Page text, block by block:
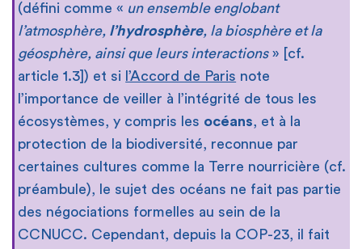
(défini comme « un ensemble englobant
l’atmosphère, l’hydrosphère, la biosphère et la
géosphère, ainsi que leurs interactions» [cf.
article 1.3]) et si l’Accord de Paris note
l’importance de veiller à l’intégrité de tous les
écosystèmes, y compris les océans, et à la
protection de la biodiversité, reconnue par
certaines cultures comme la Terre nourricière (cf.
préambule), le sujet des océans ne fait pas partie
des négociations formelles au sein de la
CCNUCC. Cependant, depuis la COP-23, il fait